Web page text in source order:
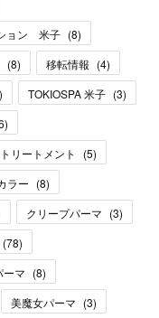
ョン 米子 (8)
(8) 移転情報 (4)
) TOKIOSPA 米子 (3)
)
リートメント (5)
ラー (8)
クリープパーマ (3)
(78)
ーマ (8)
美魔女パーマ (3)